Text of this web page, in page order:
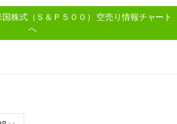
国株式（Ｓ＆Ｐ５００） 空売り情報チャート
へ